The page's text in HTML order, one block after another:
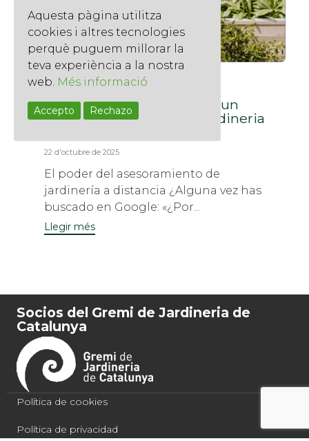
Categoria
Uncategorized @ca
El jardí dels teus somnis a un
clic: Assessorament de jardineria
22 d'octubre de 2025
El poder del asesoramiento de
jardinería a distancia ¿Alguna vez has
buscado en Google: «¿Por...
Llegir més
Socios del Gremi de Jardineria de
Catalunya
Política de cookies
Política de privacidad
Aquesta pàgina utilitza
cookies i altres tecnologies
perquè puguem millorar la
teva experiència a la nostra
web. Més informació
Accepto Rechazo